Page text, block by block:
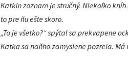
Katkin zoznam je stručný. Niekoľko
to pre ňu ešte skoro.
„To je všetko?“ spýtal sa prekvapene
Katka sa naňho zamyslene pozrela.